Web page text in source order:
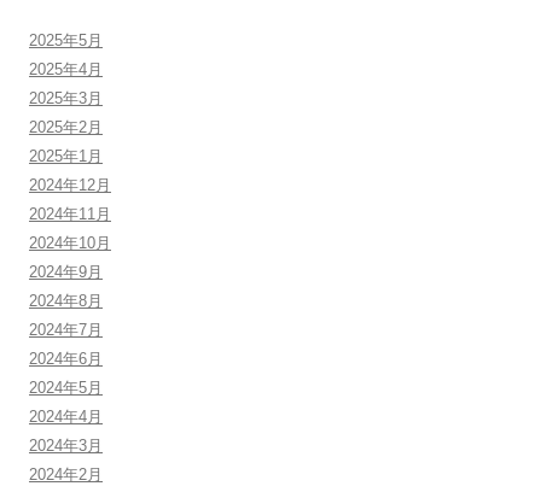
2025年5月
2025年4月
2025年3月
2025年2月
2025年1月
2024年12月
2024年11月
2024年10月
2024年9月
2024年8月
2024年7月
2024年6月
2024年5月
2024年4月
2024年3月
2024年2月